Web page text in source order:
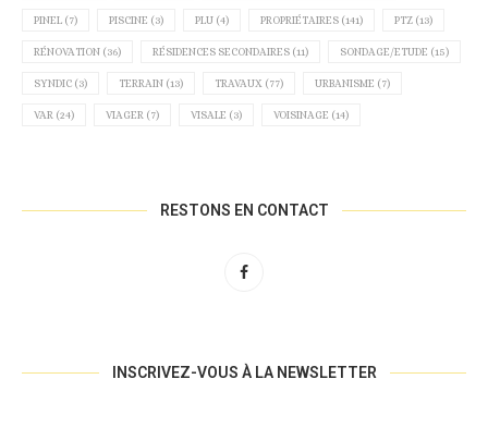
PINEL (7) PISCINE (3) PLU (4) PROPRIÉTAIRES (141) PTZ (13)
RÉNOVATION (36) RÉSIDENCES SECONDAIRES (11) SONDAGE/ETUDE (15)
SYNDIC (3) TERRAIN (13) TRAVAUX (77) URBANISME (7)
VAR (24) VIAGER (7) VISALE (3) VOISINAGE (14)
RESTONS EN CONTACT
INSCRIVEZ-VOUS À LA NEWSLETTER